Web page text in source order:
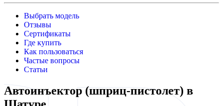
Выбрать модель
Отзывы
Сертификаты
Где купить
Как пользоваться
Частые вопросы
Статьи
Автоинъектор (шприц-пистолет) в